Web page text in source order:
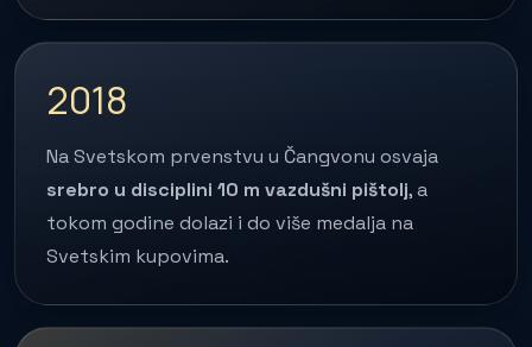
2018
Na Svetskom prvenstvu u Čangvonu osvaja
srebro u disciplini 10 m vazdušni pištolj, a
tokom godine dolazi i do više medalja na
Svetskim kupovima.